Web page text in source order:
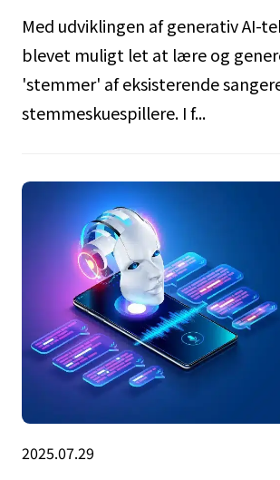
Med udviklingen af generativ AI-
blevet muligt let at lære og
'stemmer' af eksisterende
stemmeskuespillere. I f...
2025.07.29